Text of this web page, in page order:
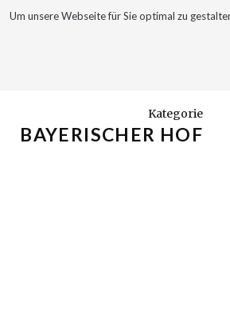
Kategorie
BAYERISCHER HOF
Um unsere Webseite für Sie optimal zu